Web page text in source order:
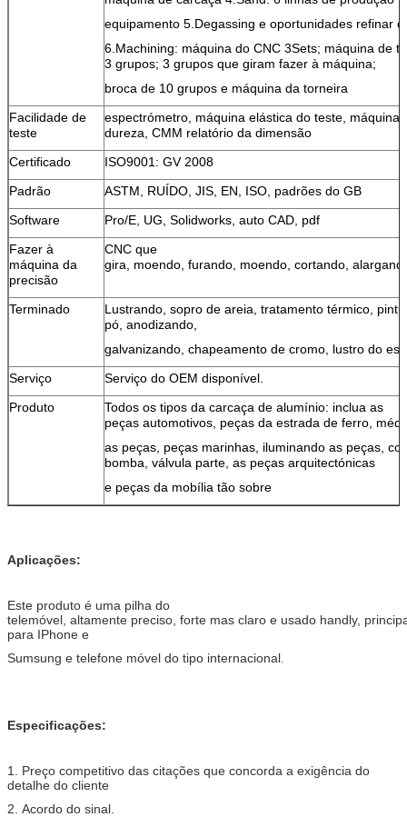
equipamento 5.Degassing e oportunidades refinar
6.Machining: máquina do CNC 3Sets; máquina de
3 grupos; 3 grupos que giram fazer à máquina;
broca de 10 grupos e máquina da torneira
Facilidade de
teste
espectrómetro, máquina elástica do teste, máquina
dureza, CMM relatório da dimensão
Certificado
ISO9001: GV 2008
Padrão
ASTM, RUÍDO, JIS, EN, ISO, padrões do GB
Software
Pro/E, UG, Solidworks, auto CAD, pdf
Fazer à
máquina da
precisão
CNC que
gira, moendo, furando, moendo, cortando,
Terminado
Lustrando, sopro de areia, tratamento térmico,
pó, anodizando,
galvanizando, chapeamento de cromo, lustro do
Serviço
Serviço do OEM disponível.
Produto
Todos os tipos da carcaça de alumínio: inclua as
peças automotivos, peças da estrada de ferro,
as peças, peças marinhas, iluminando as peças,
bomba, válvula parte, as peças arquitectónicas
e peças da mobília tão sobre
Aplicações:
Este produto é uma pilha do
telemóvel, altamente preciso, forte mas claro e usado handly,
para IPhone e
Sumsung e telefone móvel do tipo internacional.
Especificações:
1. Preço competitivo das citações que concorda a exigência do
detalhe do cliente
2. Acordo do sinal.